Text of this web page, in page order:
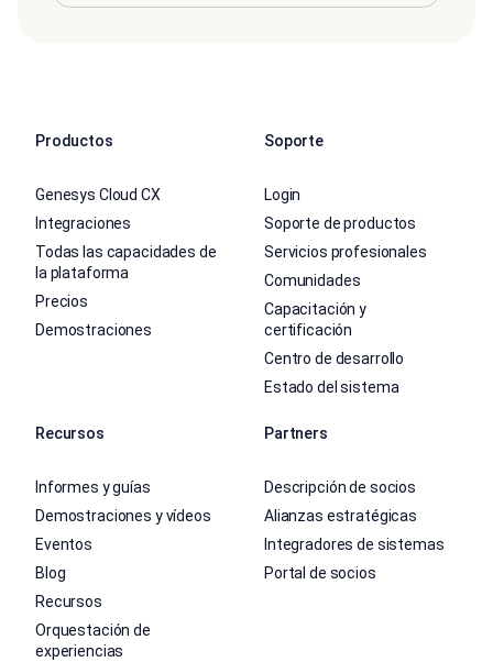
Productos
Genesys Cloud CX
Integraciones
Todas las capacidades de
la plataforma
Precios
Demostraciones
Soporte
Login
Soporte de productos
Servicios profesionales
Comunidades
Capacitación y
certificación
Centro de desarrollo
Estado del sistema
Recursos
Informes y guías
Demostraciones y vídeos
Eventos
Blog
Recursos
Orquestación de
experiencias
Partners
Descripción de socios
Alianzas estratégicas
Integradores de sistemas
Portal de socios